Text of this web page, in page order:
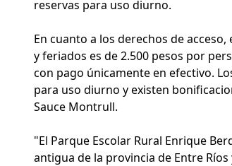
reservas para uso diurno.
En cuanto a los derechos de
y feriados es de 2.500 pesos por
con pago únicamente en efectivo.
para uso diurno y existen
Sauce Montrull.
"El Parque Escolar Rural Enrique
antigua de la provincia de Entre